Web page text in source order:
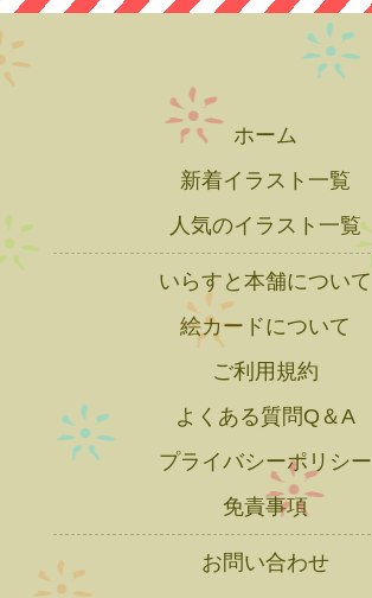
ホーム
新着イラスト一覧
人気のイラスト一覧
いらすと本舗について
絵カードについて
ご利用規約
よくある質問Q＆A
プライバシーポリシー
免責事項
お問い合わせ